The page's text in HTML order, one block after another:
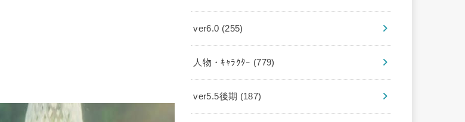
ver6.0 (255)
人物・ｷｬﾗｸﾀｰ (779)
ver5.5後期 (187)